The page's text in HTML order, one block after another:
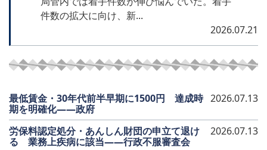
件数の拡大に向け、新...
2026.07.21
最低賃金・30年代前半早期に1500円 達成時
期を明確化――政府
2026.07.13
労保料認定処分・あんしん財団の申立て退け
る 業務上疾病に該当――行政不服審査会
2026.07.13